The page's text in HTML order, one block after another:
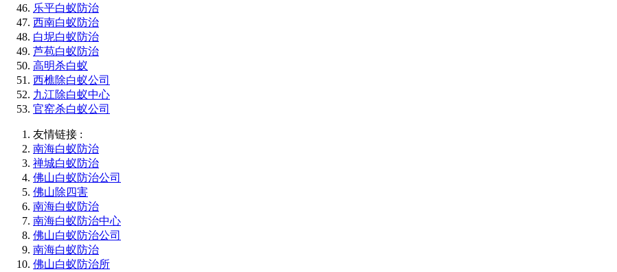
乐平白蚁防治
西南白蚁防治
白坭白蚁防治
芦苞白蚁防治
高明杀白蚁
西樵除白蚁公司
九江除白蚁中心
官窑杀白蚁公司
友情链接 :
南海白蚁防治
禅城白蚁防治
佛山白蚁防治公司
佛山除四害
南海白蚁防治
南海白蚁防治中心
佛山白蚁防治公司
南海白蚁防治
佛山白蚁防治所